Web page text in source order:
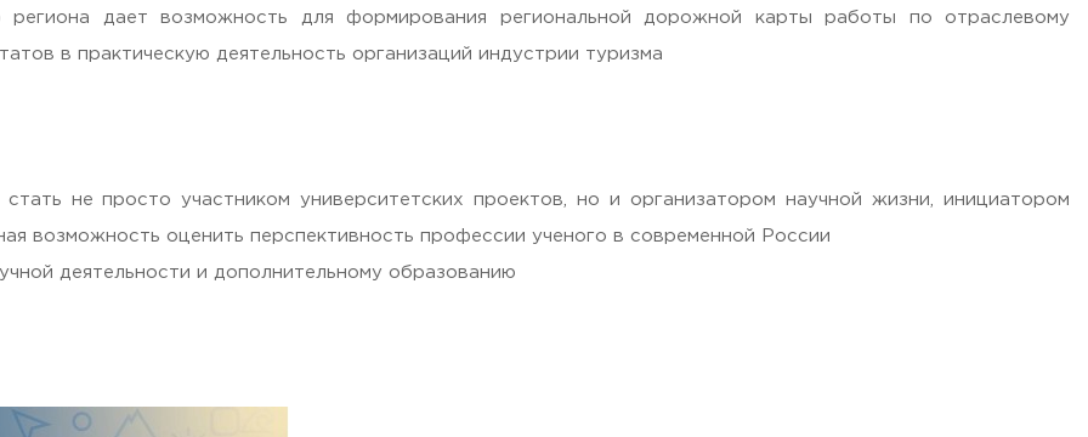
region, 141221
дает возможность для формирования региональной дорожной карты работы по отраслевому
в практическую деятельность организаций индустрии туризма
не просто участником университетских проектов, но и организатором научной жизни, инициатором
возможность оценить перспективность профессии ученого в современной России
деятельности и дополнительному образованию